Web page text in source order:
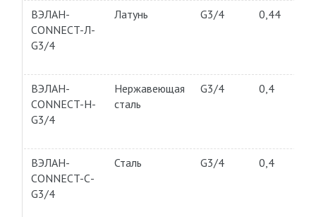
ВЭЛАН-
CONNECT-Л-
G3/4
Латунь G3/4 0,44
ВЭЛАН-
CONNECT-Н-
G3/4
Нержавеющая
сталь
G3/4 0,4
ВЭЛАН-
CONNECT-С-
G3/4
Сталь G3/4 0,4